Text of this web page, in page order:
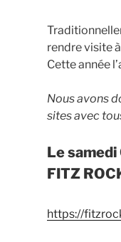
rendre visite
Cette année
Nous avons
sites avec
Le samedi
FITZ
https://